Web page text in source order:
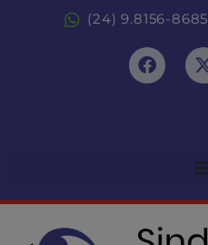
(24) 9.8156-8685